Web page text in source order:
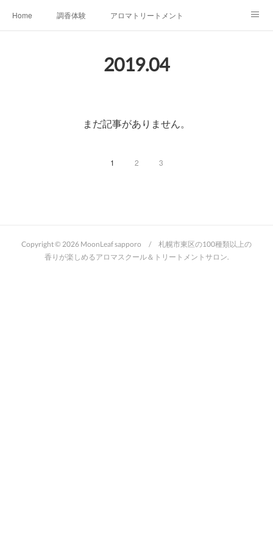
Home 調香体験 アロマトリートメントMenu
Profile FOR COMPANY
2019.04
まだ記事がありません。
1 2 3
Copyright © 2026 MoonLeaf sapporo / 札幌市東区の100種類以上の
香りが楽しめるアロマスクール＆トリートメントサロン.